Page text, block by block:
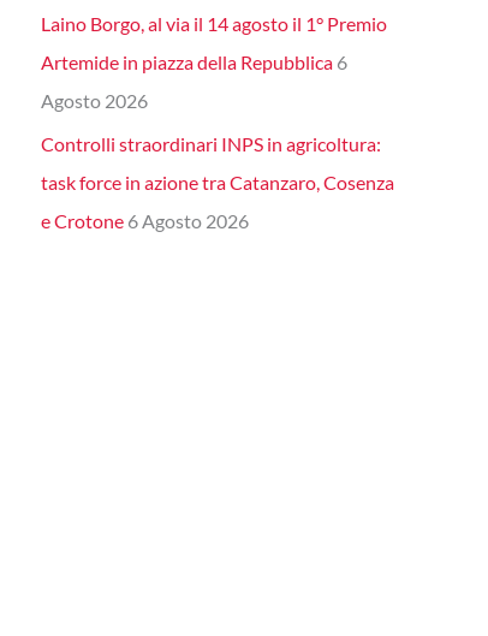
Laino Borgo, al via il 14 agosto il 1° Premio
Artemide in piazza della Repubblica 6
Agosto 2026
Controlli straordinari INPS in agricoltura:
task force in azione tra Catanzaro, Cosenza
e Crotone 6 Agosto 2026